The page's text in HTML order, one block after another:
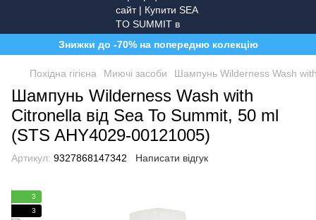
Знижки до -70% на попередню колекцію
Похідна гігієна Миючі засоби Шампунь Wilderness Wash
Шампунь Wilderness Wash with
Citronella від Sea To Summit, 50 ml
(STS AHY4029-00121005)
Артикул: 9327868147342 Написати відгук
3
3